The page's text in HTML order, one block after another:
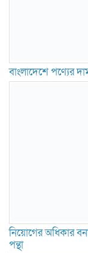
বাংলাদেশে পণ্যের
নিয়োগের অধিকার
পন্থা